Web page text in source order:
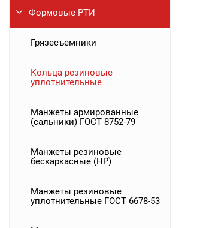
Формовые РТИ
Грязесъемники
Кольца резиновые
уплотнительные
Манжеты армированные
(сальники) ГОСТ 8752-79
Манжеты резиновые
бескаркасные (НР)
Манжеты резиновые
уплотнительные ГОСТ 6678-53